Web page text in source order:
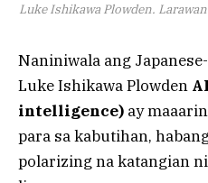
Luke Ishikawa Plowden.
Naniniwala ang
Luke Ishikawa Plowden
intelligence) ay
para sa kabutihan,
polarizing na katangian